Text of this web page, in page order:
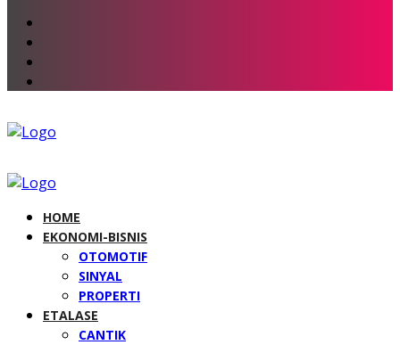
HOME
EKONOMI-BISNIS
OTOMOTIF
SINYAL
PROPERTI
ETALASE
CANTIK